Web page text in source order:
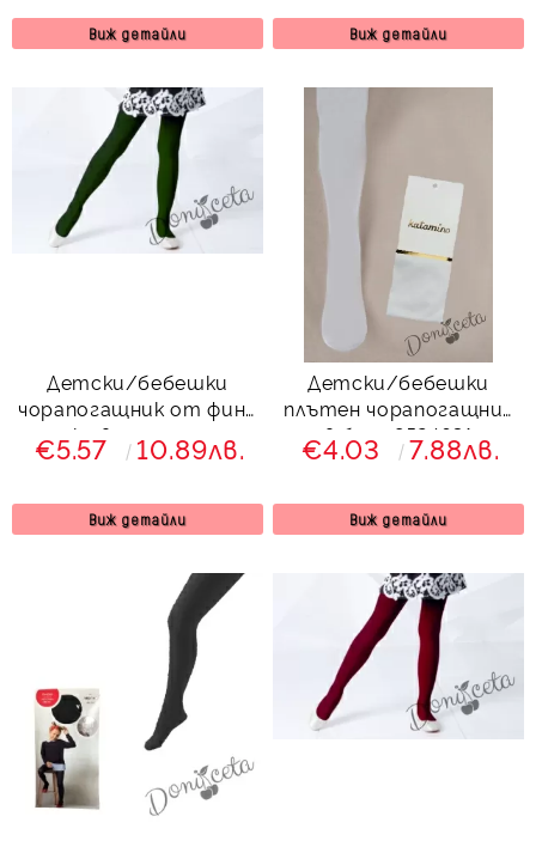
Виж детайли Виж детайли
Детски/бебешки
чорапогащник от фина
плетка в тъмнозелено
от колекция
€5.57 10.89лв.
Виж детайли
Детски/бебешки
плътен чорапогащник
в бяло 8524631
€4.03 7.88лв.
Виж детайли